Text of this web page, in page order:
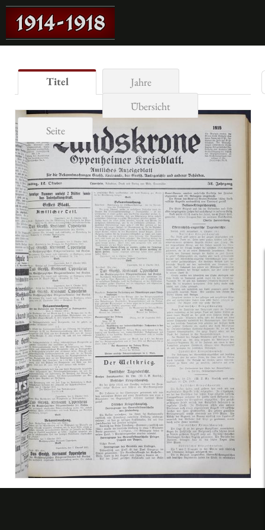
Titel
Jahre
Übersicht
Seite